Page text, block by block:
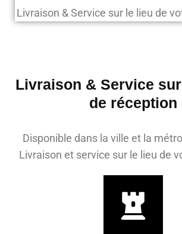
Livraison & Service sur le lieu de
Livraison & Service
de réception
Disponible dans la ville et la
Livraison et service sur le lieu de